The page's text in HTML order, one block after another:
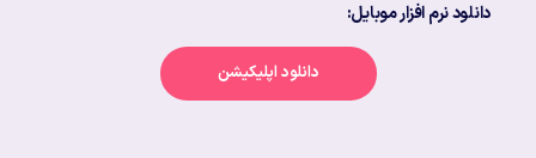
دانلود نرم افزار موبایل:
دانلود اپلیکیشن